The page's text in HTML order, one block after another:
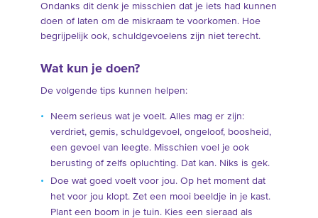
Ondanks dit denk je misschien dat je iets had kunnen
doen of laten om de miskraam te voorkomen. Hoe
begrijpelijk ook, schuldgevoelens zijn niet terecht.
Wat kun je doen?
De volgende tips kunnen helpen:
Neem serieus wat je voelt. Alles mag er zijn:
verdriet, gemis, schuldgevoel, ongeloof, boosheid,
een gevoel van leegte. Misschien voel je ook
berusting of zelfs opluchting. Dat kan. Niks is gek.
Doe wat goed voelt voor jou. Op het moment dat
het voor jou klopt. Zet een mooi beeldje in je kast.
Plant een boom in je tuin. Kies een sieraad als